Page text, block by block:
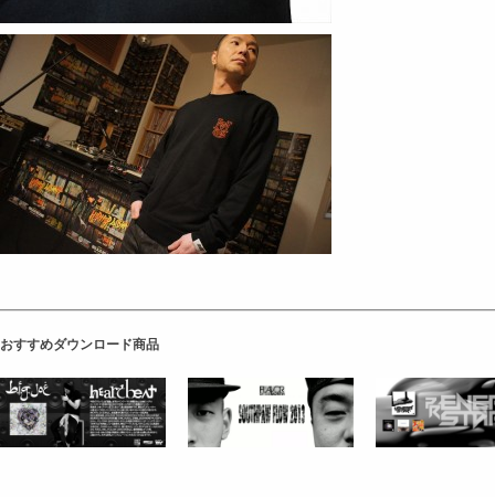
おすすめダウンロード商品